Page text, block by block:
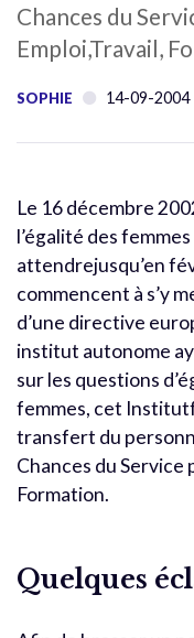
Chances du
Emploi,Travail,
SOPHIE 14-09-2004
Le 16 décembre
l’égalité des
attendrejusqu’en
commencent à s’y
d’une directive
institut autonome
sur les questions
femmes, cet
transfert du
Chances du Service
Formation.
Quelques